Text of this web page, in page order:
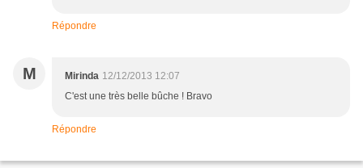
Répondre
M Mirinda 12/12/2013 12:07
C'est une très belle bûche ! Bravo
Répondre